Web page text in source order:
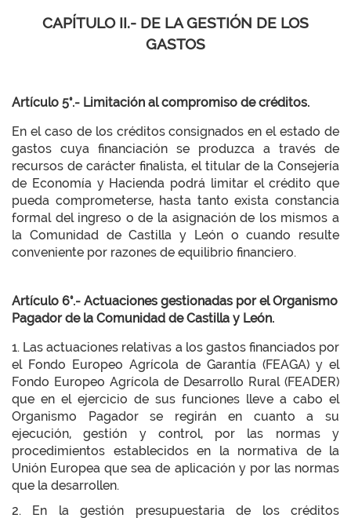
CAPÍTULO II.- DE LA GESTIÓN DE LOS
GASTOS
Artículo 5°.- Limitación al compromiso de créditos.
En el caso de los créditos consignados en el estado de
gastos cuya financiación se produzca a través de
recursos de carácter finalista, el titular de la Consejería
de Economía y Hacienda podrá limitar el crédito que
pueda comprometerse, hasta tanto exista constancia
formal del ingreso o de la asignación de los mismos a
la Comunidad de Castilla y León o cuando resulte
conveniente por razones de equilibrio financiero.
Artículo 6°.- Actuaciones gestionadas por el Organismo
Pagador de la Comunidad de Castilla y León.
1. Las actuaciones relativas a los gastos financiados por
el Fondo Europeo Agrícola de Garantía (FEAGA) y el
Fondo Europeo Agrícola de Desarrollo Rural (FEADER)
que en el ejercicio de sus funciones lleve a cabo el
Organismo Pagador se regirán en cuanto a su
ejecución, gestión y control, por las normas y
procedimientos establecidos en la normativa de la
Unión Europea que sea de aplicación y por las normas
que la desarrollen.
2. En la gestión presupuestaria de los créditos